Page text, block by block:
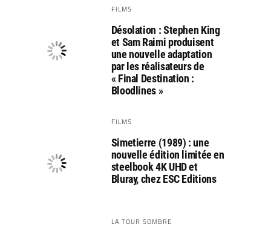
FILMS
Désolation : Stephen King
et Sam Raimi produisent
une nouvelle adaptation
par les réalisateurs de
« Final Destination :
Bloodlines »
FILMS
Simetierre (1989) : une
nouvelle édition limitée en
steelbook 4K UHD et
Bluray, chez ESC Editions
LA TOUR SOMBRE